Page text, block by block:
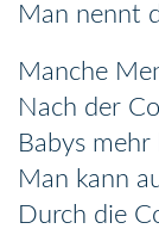
Man nennt
Manche
Nach der
Babys mehr
Man kann
Durch die